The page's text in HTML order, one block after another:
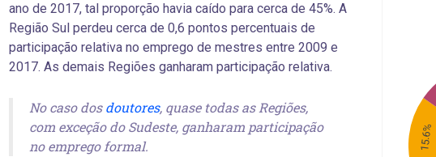
ano de 2017, tal proporção havia caído para cerca de 45%. A
Região Sul perdeu cerca de 0,6 pontos percentuais de
participação relativa no emprego de mestres entre 2009 e
2017. As demais Regiões ganharam participação relativa.
No caso dosdoutores, quase todas as Regiões,
com exceção do Sudeste, ganharam participação
no emprego formal.
15.6%